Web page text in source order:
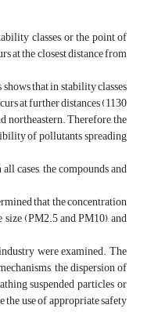
classes, or the point of
at the closest distance from
that in stability classes
at further distances (1130
northeastern. Therefore, the
of pollutants spreading
cases, the compounds and
that the concentration
(PM2.5 and PM10), and
were examined. The
the dispersion of
suspended particles or
the use of appropriate safety